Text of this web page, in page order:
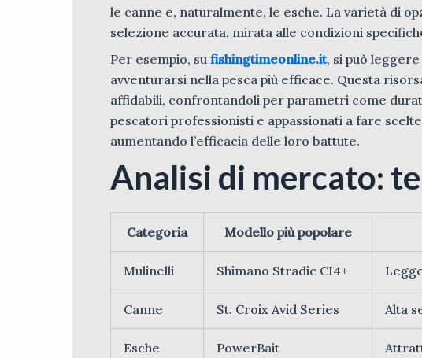
le canne e, naturalmente, le esche. La varietà di
selezione accurata, mirata alle condizioni
Per esempio, su fishingtimeonline.it, si può
avventurarsi nella pesca più efficace. Questa
affidabili, confrontandoli per parametri come
pescatori professionisti e appassionati a fare
aumentando l’efficacia delle loro battute.
Analisi di mercato:
Categoria Modello più popolare
Mulinelli Shimano Stradic CI4+
Canne St. Croix Avid Series Alta
Esche PowerBait